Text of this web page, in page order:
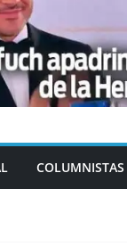
casos de desafuero
COLUMNISTAS